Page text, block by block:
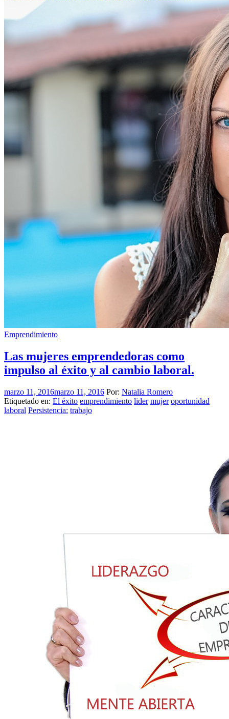
Emprendimiento
Las mujeres emprendedoras como
impulso al éxito y al cambio laboral.
marzo 11, 2016marzo 11, 2016 Por: Natalia Romero
Etiquetado en: El éxito emprendimiento lider mujer oportunidad
laboral Persistencia: trabajo